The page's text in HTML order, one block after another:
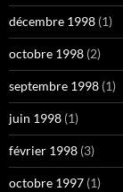
décembre 1998 (1)
octobre 1998 (2)
septembre 1998 (1)
juin 1998 (1)
février 1998 (3)
octobre 1997 (1)